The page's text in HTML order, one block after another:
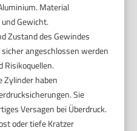
Material
Gewicht.
Zustand des Gewindes
angeschlossen werden
Risikoquellen.
Zylinder haben
Sie
Versagen bei Überdruck.
oder tiefe Kratzer